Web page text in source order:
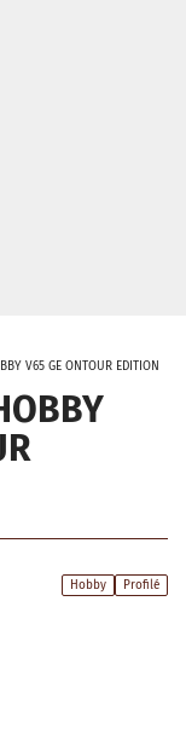
V65 GE ONTOUR EDITION
Hobby Profilé